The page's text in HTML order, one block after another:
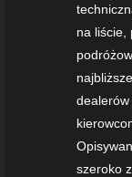
na liście,
szeroko